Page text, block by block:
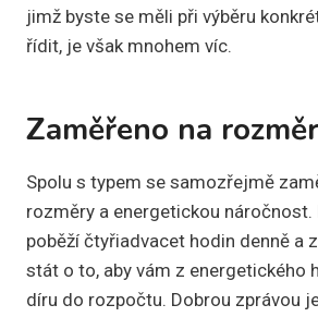
jimž byste se měli při výběru
řídit, je však mnohem víc.
Zaměřeno na
Spolu s typem se samozřejmě
rozměry a energetickou náročnost.
poběží čtyřiadvacet hodin denně a
stát o to, aby vám z energetického
díru do rozpočtu. Dobrou zprávou